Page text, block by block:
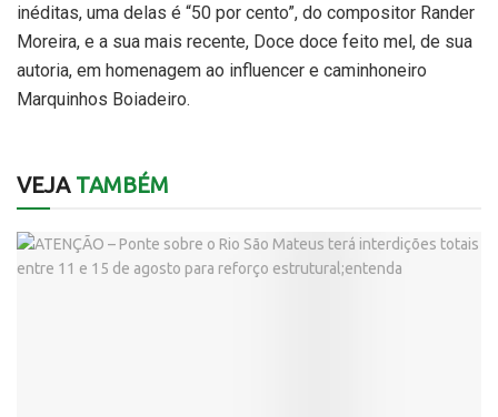
inéditas, uma delas é “50 por cento”, do compositor Rander
Moreira, e a sua mais recente, Doce doce feito mel, de sua
autoria, em homenagem ao influencer e caminhoneiro
Marquinhos Boiadeiro.
VEJATAMBÉM